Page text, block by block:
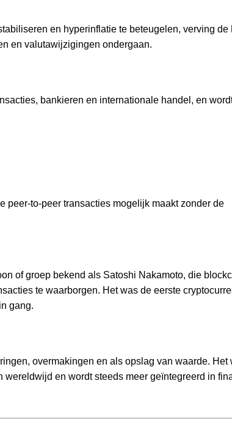
en hyperinflatie te beteugelen, verving de
en valutawijzigingen ondergaan.
bankieren en internationale handel, en
peer-to-peer transacties mogelijk maakt zonder de
of groep bekend als Satoshi Nakamoto, die
te waarborgen. Het was de eerste
gang.
overmakingen en als opslag van waarde. Het
en wordt steeds meer geïntegreerd in